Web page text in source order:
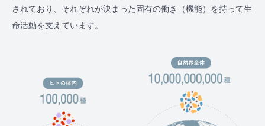
されており、それぞれが決まった固有の働き（機能）を持って生
命活動を支えています。